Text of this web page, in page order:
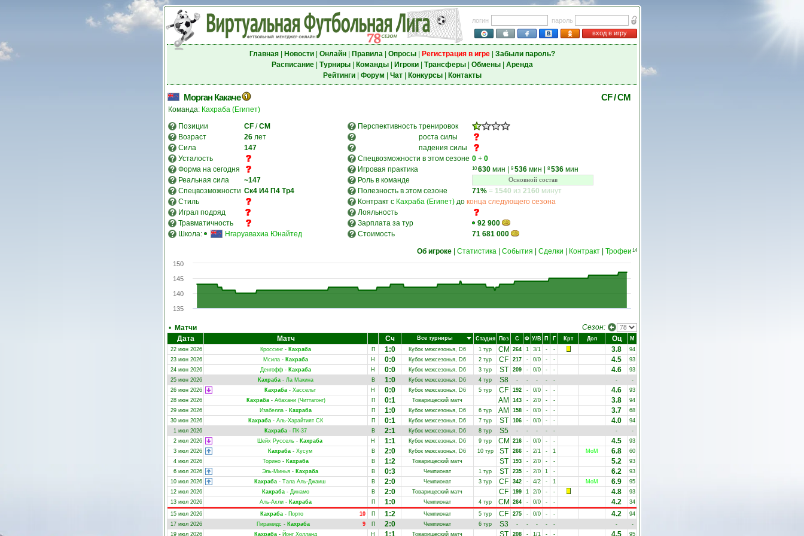
логин
пароль
вход в игру
Главная| Новости| Онлайн| Правила| Опросы| Регистрация в игре| Забыли пароль?
Расписание| Турниры| Команды| Игроки| Трансферы| Обмены| Аренда
Рейтинги| Форум Чат| Конкурсы| Контакты
Морган Какаче CF / CM
Команда: Кахраба (Египет)
Позиции
CF /CM Перспективность тренировок
Возраст
26 лет
роста силы
Сила
147
падения силы
Усталость
Спецвозможности в этом сезоне 0 + 0
Форма на сегодня
Игровая практика 10630 мин 9 536 мин 8 536 мин
Реальная сила
~147 Роль в команде Основной состав
Спецвозможности Ск4 И4 П4 Тр4 Полезность в этом сезоне 71% = 1540 из 2160 минут
Стиль
Контракт с Кахраба (Египет) до конца следующего сезона
Играл подряд
Лояльность
Травматичность
Зарплата за тур
92 900
Школа:
Нгаруавахиа Юнайтед Стоимость 71 681 000
Об игроке Статистика События Сделки Контракт Трофеи 14
135
140
145
150
• Матчи
Сезон:
Дата
Матч Сч Все турниры Стадия Поз С Ф У/В П Г Крт Доп Оц
М
22 июн 2026
Кроссинг - Кахраба П 1:0 Кубок межсезонья, D6 1 тур CM 264 1 3/1 - - 3.8
94
23 июн 2026
Мсила - Кахраба Н 0:0 Кубок межсезонья, D6 2 тур CF 217 - 0/0 - - 4.5
93
24 июн 2026
Денгофф - Кахраба Н 0:0 Кубок межсезонья, D6 3 тур ST 209 - 0/0 - - 4.6
93
25 июн 2026
Кахраба - Ла Макина В 1:0 Кубок межсезонья, D6 4 тур S8 - - - - - -
-
26 июн 2026
Кахраба- Хассельт Н 0:0 Кубок межсезонья, D6 5 тур CF 192 - 0/0 - - 4.6
93
28 июн 2026
Кахраба- Абахани (Читтагонг) П 0:1 Товарищеский матч AM 143 - 2/0 - - 3.8
94
29 июн 2026
Изабелла - Кахраба П 1:0 Кубок межсезонья, D6 6 тур AM 158 - 0/0 - - 3.7
68
30 июн 2026
Кахраба - Аль-Харайтият СК П 0:1 Кубок межсезонья, D6 7 тур ST 106 - 0/0 - - 4.0
94
1 июл 2026
Кахраба - ПК-37 В 2:1 Кубок межсезонья, D6 8 тур S5 - - - - - -
-
2 июл 2026
Шейх Руссель - Кахраба Н 1:1 Кубок межсезонья, D6 9 тур CM 216 - 0/0 - - 4.5
93
3 июл 2026
Кахраба- Хусум В 2:0 Кубок межсезонья, D6 10 тур ST 266 - 2/1 - 1 MoM 6.8
60
4 июл 2026
Торино - Кахраба В 1:2 Товарищеский матч ST 193 - 2/0 - - 5.2
93
6 июл 2026
Эль-Минья- Кахраба В 0:3 Чемпионат 1 тур ST 235 - 2/0 1 - 6.2
93
10 июл 2026
Кахраба - Тала Аль-Джаиш В 2:0 Чемпионат 3 тур CF 342 - 4/2 - 1 MoM 6.9
95
12 июл 2026
Кахраба - Динамо В 2:0 Товарищеский матч CF 199 1 2/0 - - 4.8
93
13 июл 2026
Аль-Ахли - Кахраба П 1:0 Чемпионат 4 тур CM 264 - 0/0 - - 4.2
34
15 июл 2026
10
Кахраба- Порто П 1:2 Чемпионат 5 тур CF 275 - 0/0 - - 4.2
94
17 июл 2026
9
Пирамидс - Кахраба П 2:0 Чемпионат 6 тур S3 - - - - - -
-
19 июл 2026
Кахраба - Йонг Холланд Н 1:1 Товарищеский матч ST 208 - 1/1 - - 4.5 95